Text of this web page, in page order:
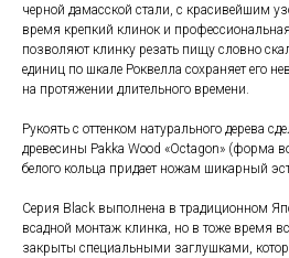
черной дамасской стали, с красивейшим
время крепкий клинок и
позволяют клинку резать пищу словно
единиц по шкале Роквелла сохраняет его
на протяжении длительного времени.
Рукоять с оттенком натурального дерева
древесины Pakka Wood «Octagon» (форма
белого кольца придает ножам шикарный
Серия Black выполнена в традиционном
всадной монтаж клинка, но в тоже время
закрыты специальными заглушками,